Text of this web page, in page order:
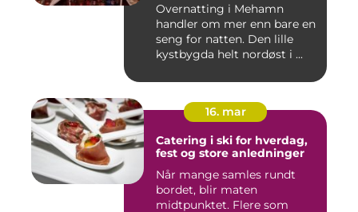
Overnatting i Mehamn
handler om mer enn bare en
seng for natten. Den lille
kystbygda helt nordøst i ...
16. mar
Catering i ski for hverdag,
fest og store anledninger
Når mange samles rundt
bordet, blir maten
midtpunktet. Flere som